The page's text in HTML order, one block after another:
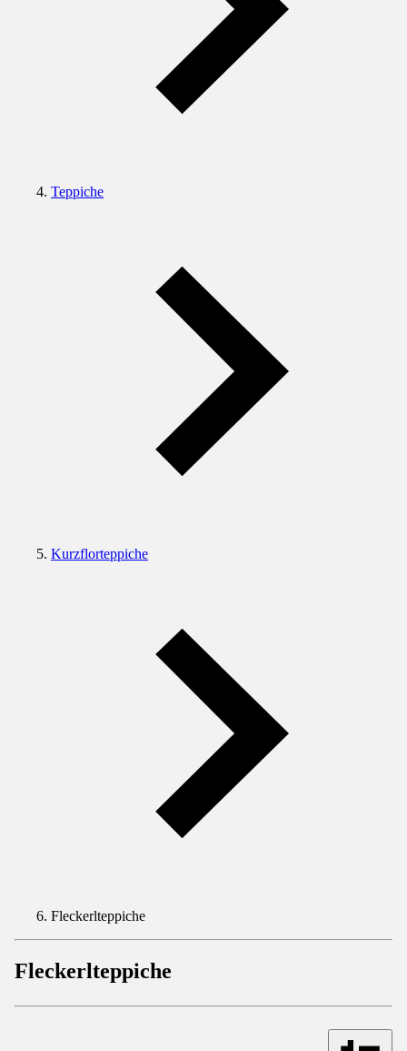
Teppiche
Kurzflorteppiche
Fleckerlteppiche
Fleckerlteppiche